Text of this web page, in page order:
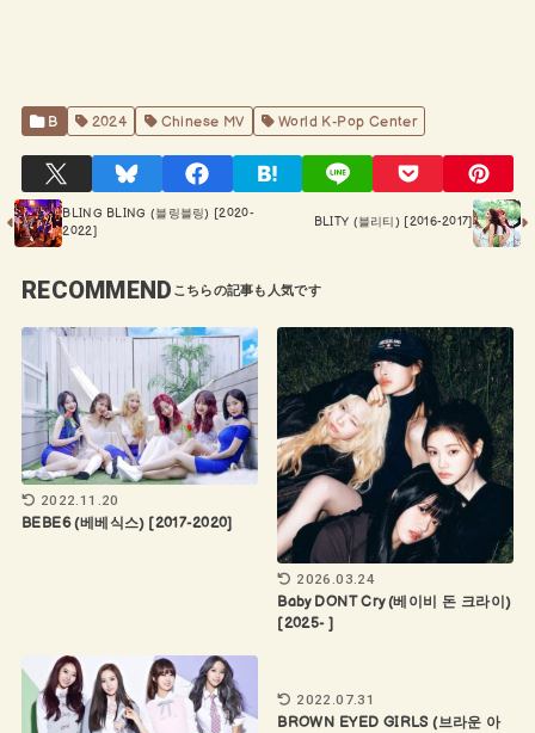
B 2024 Chinese MV World K-Pop Center
BLING BLING (블링블링) [2020-
2022]
BLITY (블리티) [2016-2017]
RECOMMEND
2022.11.20
BEBE6 (베베식스) [2017-2020]
2026.03.24
Baby DONT Cry (베이비 돈 크라이)
[2025- ]
2022.07.31
BROWN EYED GIRLS (브라운 아